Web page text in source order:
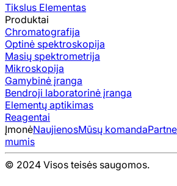
Tikslus Elementas
Produktai
Chromatografija
Optinė spektroskopija
Masių spektrometrija
Mikroskopija
Gamybinė įranga
Bendroji laboratorinė įranga
Elementų aptikimas
Reagentai
ĮmonėNaujienosMūsų komanda
mumis
© 2024 Visos teisės saugomos.